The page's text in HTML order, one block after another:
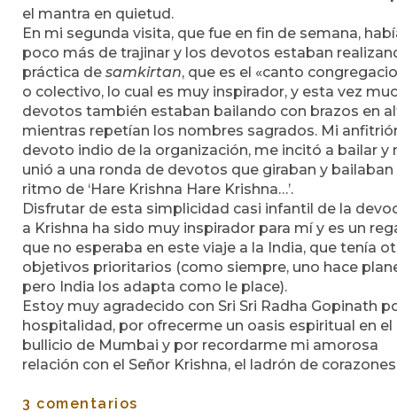
el mantra en quietud.
En mi segunda visita, que fue en fin de semana,
poco más de trajinar y los devotos estaban
práctica de samkirtan, que es el «canto
o colectivo, lo cual es muy inspirador, y esta vez
devotos también estaban bailando con brazos en
mientras repetían los nombres sagrados. Mi
devoto indio de la organización, me incitó a bailar y
unió a una ronda de devotos que giraban y bailaban
ritmo de ‘Hare Krishna Hare Krishna…’.
Disfrutar de esta simplicidad casi infantil de la
a Krishna ha sido muy inspirador para mí y es un
que no esperaba en este viaje a la India, que tenía
objetivos prioritarios (como siempre, uno hace
pero India los adapta como le place).
Estoy muy agradecido con Sri Sri Radha Gopinath
hospitalidad, por ofrecerme un oasis espiritual en el
bullicio de Mumbai y por recordarme mi amorosa
relación con el Señor Krishna, el ladrón de
3 comentarios